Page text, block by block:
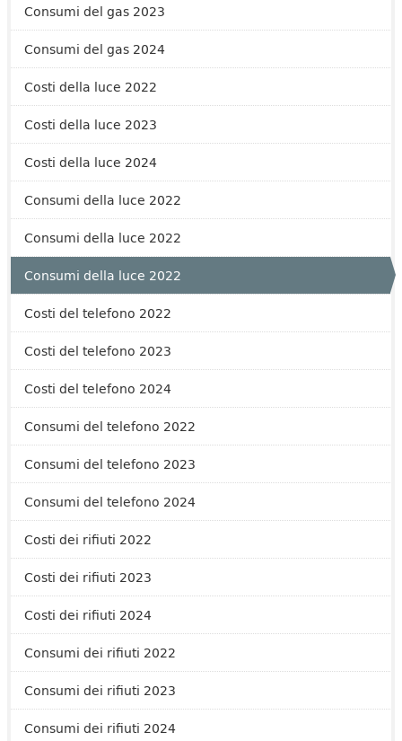
Consumi del gas 2023
Consumi del gas 2024
Costi della luce 2022
Costi della luce 2023
Costi della luce 2024
Consumi della luce 2022
Consumi della luce 2022
Consumi della luce 2022
Costi del telefono 2022
Costi del telefono 2023
Costi del telefono 2024
Consumi del telefono 2022
Consumi del telefono 2023
Consumi del telefono 2024
Costi dei rifiuti 2022
Costi dei rifiuti 2023
Costi dei rifiuti 2024
Consumi dei rifiuti 2022
Consumi dei rifiuti 2023
Consumi dei rifiuti 2024